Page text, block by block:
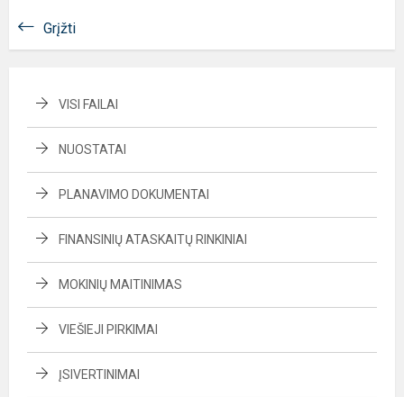
Grįžti
VISI FAILAI
NUOSTATAI
PLANAVIMO DOKUMENTAI
FINANSINIŲ ATASKAITŲ RINKINIAI
MOKINIŲ MAITINIMAS
VIEŠIEJI PIRKIMAI
ĮSIVERTINIMAI